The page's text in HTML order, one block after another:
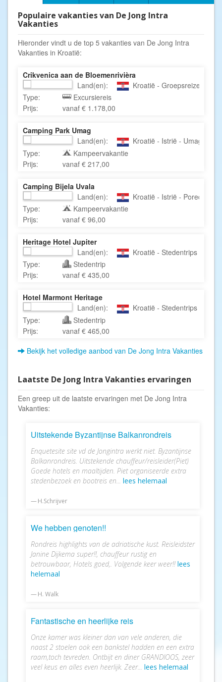
Populaire vakanties van De Jong Intra
Vakanties
Hieronder vindt u de top 5 vakanties van De Jong Intra
Vakanties in Kroatië:
Crikvenica aan de Bloemenrivièra
Land(en):
Kroatië - Groepsreizen
Type:
Excursiereis
Prijs:
vanaf € 1.178,00
Camping Park Umag
Land(en):
Kroatië - Istrië - Umag
Type:
Kampeervakantie
Prijs:
vanaf € 217,00
Camping Bijela Uvala
Land(en):
Kroatië - Istrië - Porec
Type:
Kampeervakantie
Prijs:
vanaf € 96,00
Heritage Hotel Jupiter
Land(en):
Kroatië - Stedentrips
Type:
Stedentrip
Prijs:
vanaf € 435,00
Hotel Marmont Heritage
Land(en):
Kroatië - Stedentrips
Type:
Stedentrip
Prijs:
vanaf € 465,00
Bekijk het volledige aanbod van De Jong Intra Vakanties
Laatste De Jong Intra Vakanties ervaringen
Een greep uit de laatste ervaringen met De Jong Intra
Vakanties:
Uitstekende Byzantijnse Balkanrondreis
Enquetesite site vd de Jongintra werkt niet. Byzantijnse
Balkanrondreis. Uitstekende chauffeur/reisleider(Piet)
Goede hotels en maaltijden. Piet organiseerde extra
stedenbezoek en bootreis en...
lees helemaal
H.Schrijver
We hebben genoten!!
Rondreis highlights van de adriatische kust. Reisleidster
Janine Dijkema super!!, chauffeur rustig en
betrouwbaar, Hotels goed,. Volgende keer weer!! lees
helemaal
H. Walk
Fantastische en heerlijke reis
Onze kamer was kleiner dan van vele anderen, die
naast 2 stoelen ook een bankstel hadden en een extra
raam,toch tevreden. Ontbijt en diner GRANDIOOS, zeer
veel keus en alles even heerlijk. Zeer...
lees helemaal